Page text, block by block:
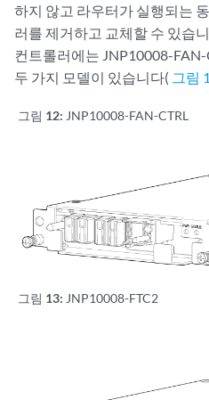
하지 않고 라우터가 실행되는
러를 제거하고 교체할 수 있습
컨트롤러에는 JNP10008-
두 가지 모델이 있습니다( 그림
그림 12: JNP10008-FAN-CTRL
그림 13: JNP10008-FTC2